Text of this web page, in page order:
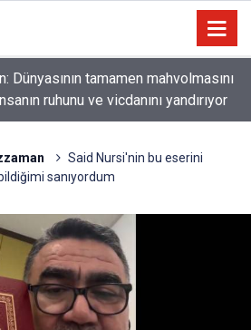
sürünmeyecek şekilde yukarıda tut
Said Nursi'nin bu eserini
sanıyordum